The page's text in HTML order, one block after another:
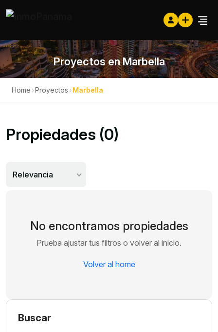
Proyectos en Marbella
Home ›Proyectos ›Marbella
Propiedades (0)
Relevancia
No encontramos propiedades
Prueba ajustar tus filtros o volver al inicio.
Volver al home
Buscar